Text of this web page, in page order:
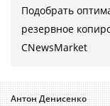
Подобрать
резервное
CNewsMarket
Антон Денисенко